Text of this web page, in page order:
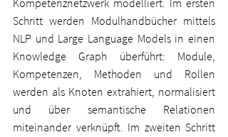
Kompetenznetzwerk modelliert. Im ersten
Schritt werden Modulhandbücher mittels
NLP und Large Language Models in einen
Knowledge Graph überführt: Module,
Kompetenzen, Methoden und Rollen
werden als Knoten extrahiert, normalisiert
und über semantische Relationen
miteinander verknüpft. Im zweiten Schritt